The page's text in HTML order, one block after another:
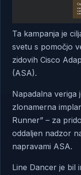
Ta kampanja je
svetu s pomočjo
zidovih Cisco
(ASA).
Napadalna veriga
zlonamerna
Runner” – za
oddaljen nadzor
napravami ASA.
Line Dancer je bil